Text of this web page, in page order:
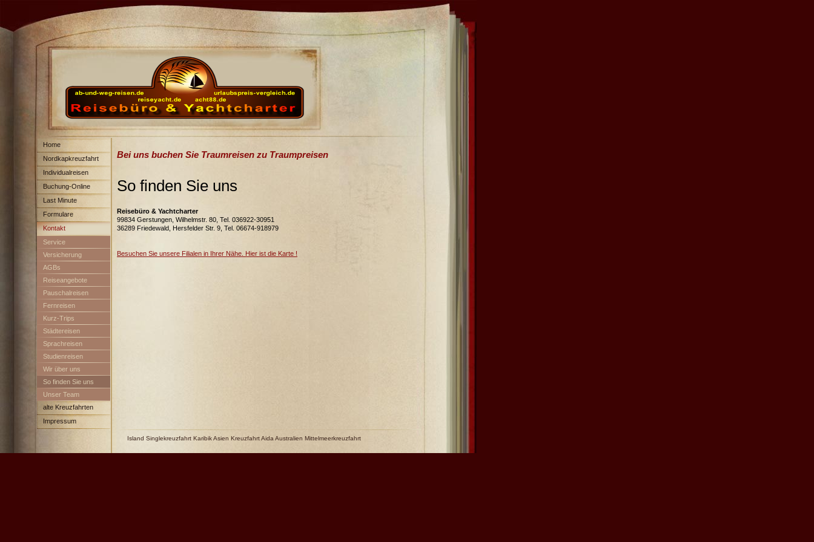
Home
Nordkapkreuzfahrt
Individualreisen
Buchung-Online
Last Minute
Formulare
Kontakt
Service
Versicherung
AGBs
Reiseangebote
Pauschalreisen
Fernreisen
Kurz-Trips
Städtereisen
Sprachreisen
Studienreisen
Wir über uns
So finden Sie uns
Unser Team
alte Kreuzfahrten
Impressum
Bei uns buchen Sie Traumreisen zu Traumpreisen
So finden Sie uns
Reisebüro & Yachtcharter
99834 Gerstungen, Wilhelmstr. 80, Tel. 036922-30951
36289 Friedewald, Hersfelder Str. 9, Tel. 06674-918979
Besuchen Sie unsere Filialen in Ihrer Nähe. Hier ist die Karte !
Island Singlekreuzfahrt Karibik Asien Kreuzfahrt Aida Australien Mittelmeerkreuzfahrt